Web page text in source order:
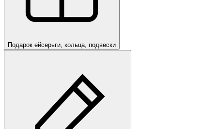
Подарок ейсерьги, кольца, подвески